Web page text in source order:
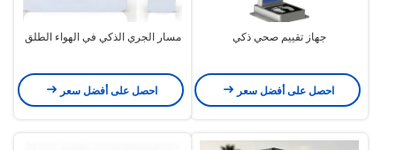
جهاز تقييم صحي ذكي
احصل على أفضل سعر
مسار الجري الذكي في الهواء الطلق
احصل على أفضل سعر